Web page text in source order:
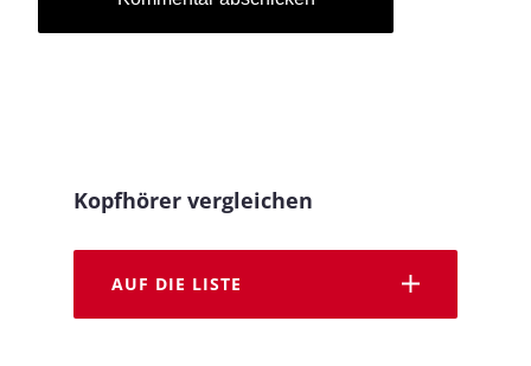
Kopfhörer vergleichen
AUF DIE LISTE